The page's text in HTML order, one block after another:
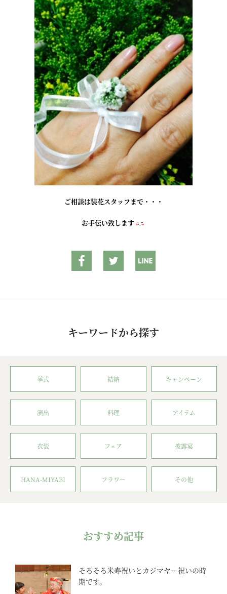
ご相談は装花スタッフまで・・・
お手伝い致します
キーワードから探す
挙式 結納 キャンペーン
演出 料理 アイテム
衣装 フェア 披露宴
HANA-MIYABI フラワー その他
おすすめ記事
そろそろ米寿祝いとカジマヤー祝いの時
期です。